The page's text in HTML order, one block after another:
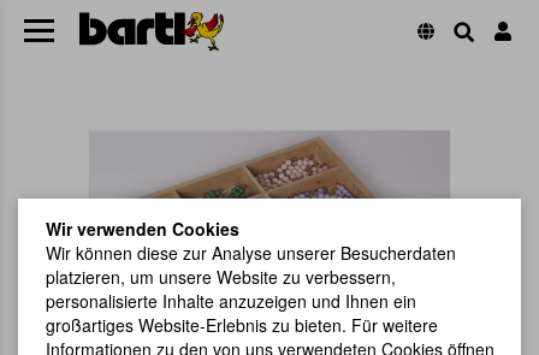
Wir verwenden Cookies
Wir können diese zur Analyse unserer Besucherdaten
platzieren, um unsere Website zu verbessern,
personalisierte Inhalte anzuzeigen und Ihnen ein
großartiges Website-Erlebnis zu bieten. Für weitere
Informationen zu den von uns verwendeten Cookies öffnen